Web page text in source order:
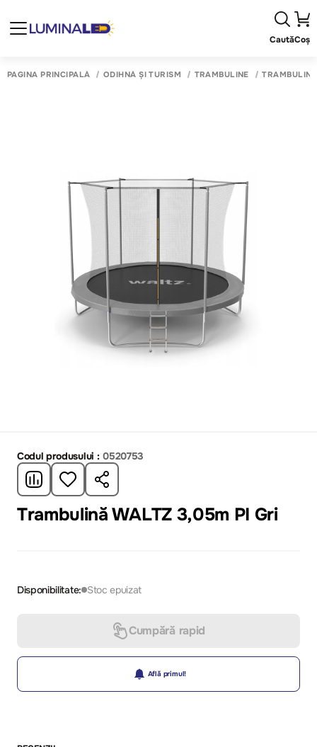
CautăCoș
PAGINA PRINCIPALĂ ODIHNĂ ȘI TURISM TRAMBULINE TRAMBULINE
Codul produsului : 0520753
Trambulină WALTZ 3,05m PI Gri
Disponibilitate: Stoc epuizat
Cumpără rapid
Află primul!